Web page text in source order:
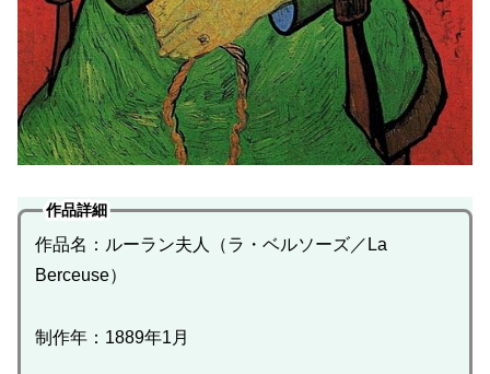
作品詳細
作品名：ルーラン夫人（ラ・ベルソーズ／La
Berceuse）
制作年：1889年1月